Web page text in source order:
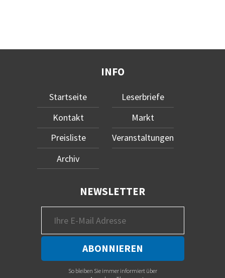
INFO
Startseite
Kontakt
Preisliste
Archiv
Leserbriefe
Markt
Veranstaltungen
NEWSLETTER
So bleiben Sie immer informiert über